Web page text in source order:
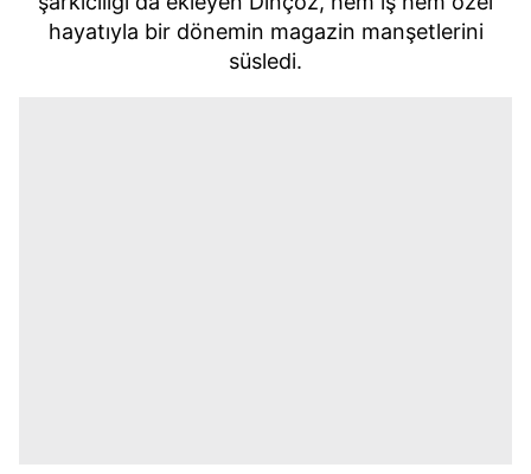
hayatıyla bir dönemin magazin manşetlerini
süsledi.